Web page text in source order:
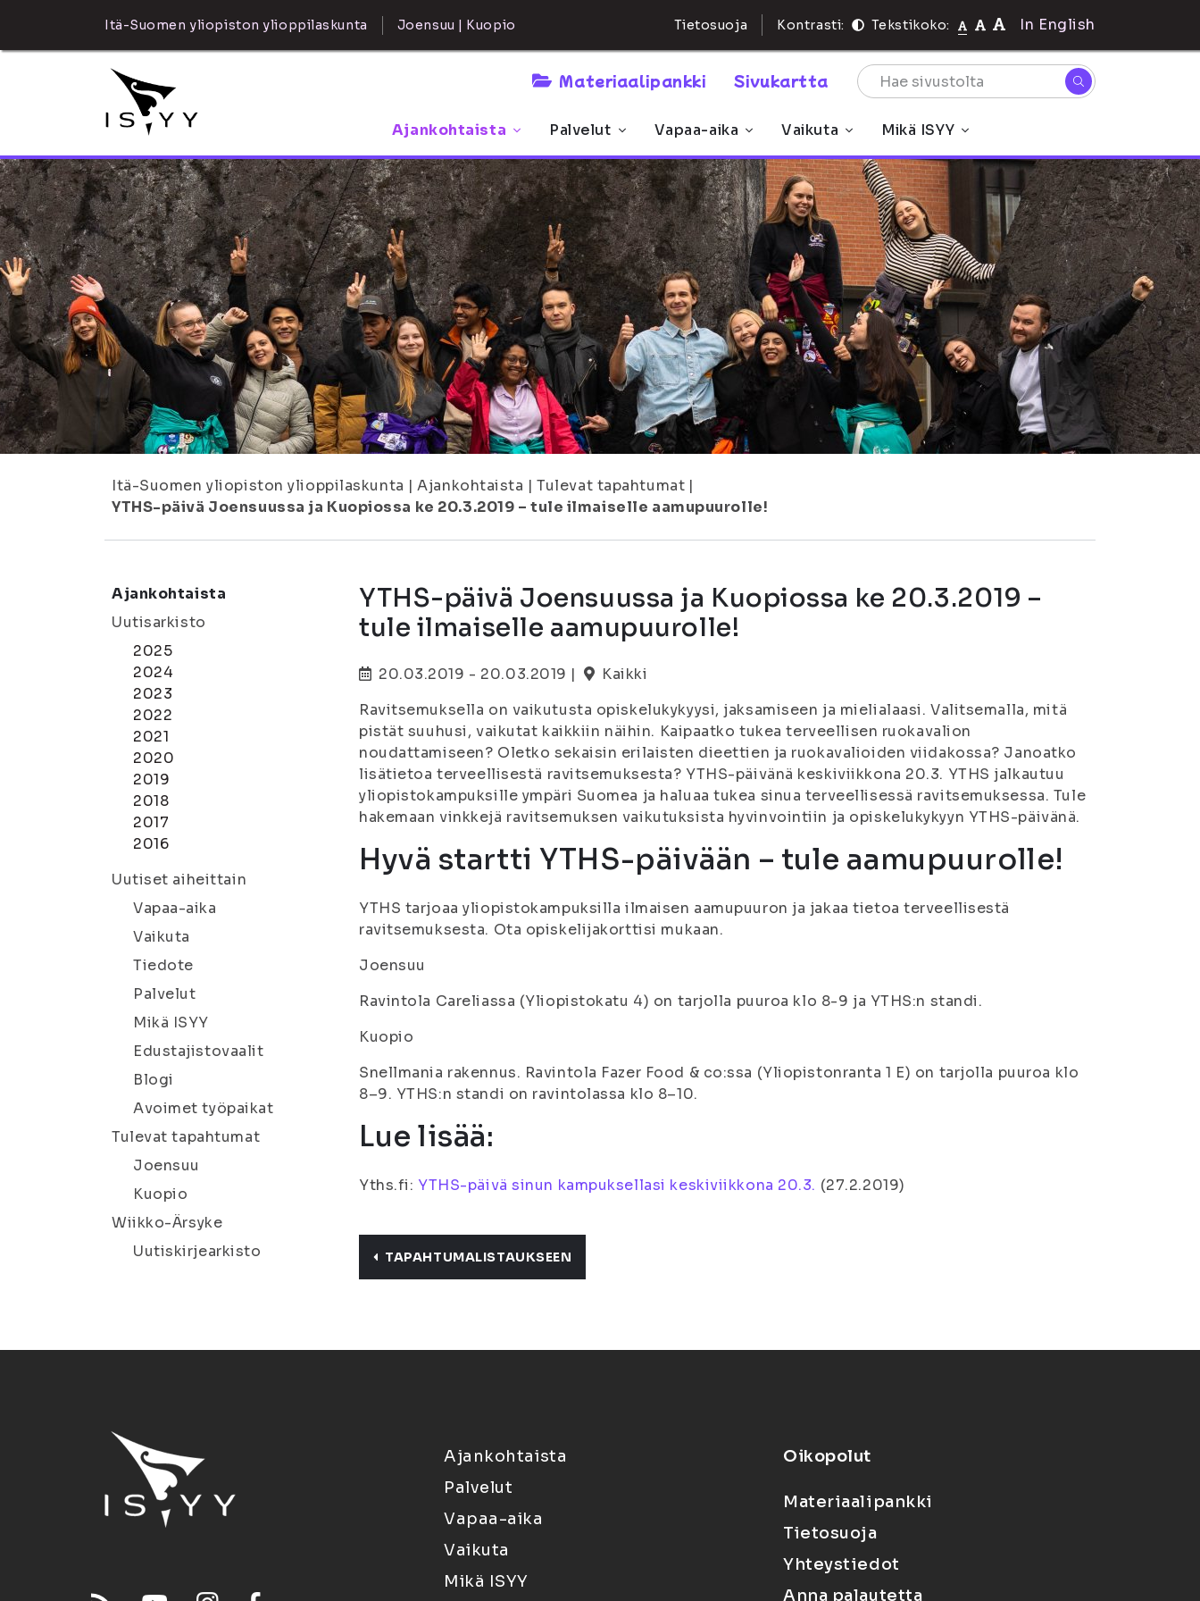
Itä-Suomen yliopiston ylioppilaskunta Joensuu | Kuopio Tietosuoja Kontrasti: Tekstikoko: In English
Materiaalipankki Sivukartta
Ajankohtaista Palvelut Vapaa-aika Vaikuta Mikä ISYY
Itä-Suomen yliopiston ylioppilaskunta | Ajankohtaista | Tulevat tapahtumat |
YTHS-päivä Joensuussa ja Kuopiossa ke 20.3.2019 – tule ilmaiselle aamupuurolle!
Ajankohtaista
Uutisarkisto
2025
2024
2023
2022
2021
2020
2019
2018
2017
2016
Uutiset aiheittain
Vapaa-aika
Vaikuta
Tiedote
Palvelut
Mikä ISYY
Edustajistovaalit
Blogi
Avoimet työpaikat
Tulevat tapahtumat
Joensuu
Kuopio
Wiikko-Ärsyke
Uutiskirjearkisto
YTHS-päivä Joensuussa ja Kuopiossa ke 20.3.2019 –
tule ilmaiselle aamupuurolle!
20.03.2019 - 20.03.2019 |
Kaikki
Ravitsemuksella on vaikutusta opiskelukykyysi, jaksamiseen ja mielialaasi. Valitsemalla, mitä
pistät suuhusi, vaikutat kaikkiin näihin. Kaipaatko tukea terveellisen ruokavalion
noudattamiseen? Oletko sekaisin erilaisten dieettien ja ruokavalioiden viidakossa? Janoatko
lisätietoa terveellisestä ravitsemuksesta? YTHS-päivänä keskiviikkona 20.3. YTHS jalkautuu
yliopistokampuksille ympäri Suomea ja haluaa tukea sinua terveellisessä ravitsemuksessa. Tule
hakemaan vinkkejä ravitsemuksen vaikutuksista hyvinvointiin ja opiskelukykyyn YTHS-päivänä.
Hyvä startti YTHS-päivään – tule aamupuurolle!
YTHS tarjoaa yliopistokampuksilla ilmaisen aamupuuron ja jakaa tietoa terveellisestä
ravitsemuksesta. Ota opiskelijakorttisi mukaan.
Joensuu
Ravintola Careliassa (Yliopistokatu 4) on tarjolla puuroa klo 8-9 ja YTHS:n standi.
Kuopio
Snellmania rakennus. Ravintola Fazer Food & co:ssa (Yliopistonranta 1 E) on tarjolla puuroa klo
8–9. YTHS:n standi on ravintolassa klo 8–10.
Lue lisää:
Yths.fi: YTHS-päivä sinun kampuksellasi keskiviikkona 20.3. (27.2.2019)
TAPAHTUMALISTAUKSEEN
Ajankohtaista
Palvelut
Vapaa-aika
Vaikuta
Mikä ISYY
Oikopolut
Materiaalipankki
Tietosuoja
Yhteystiedot
Anna palautetta